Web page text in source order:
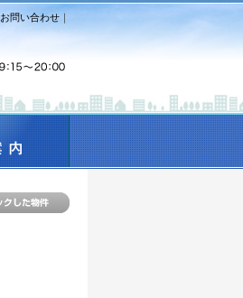
お問い合わせ ｜